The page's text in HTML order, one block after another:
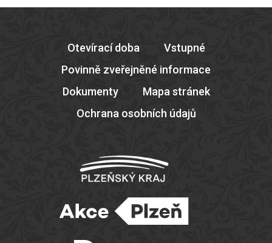
Otevírací doba
Vstupné
Povinně zveřejněné informace
Dokumenty
Mapa stránek
Ochrana osobních údajů